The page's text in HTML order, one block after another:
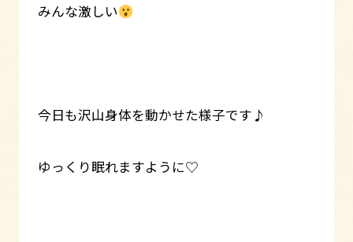
みんな激しい
今日も沢山身体を動かせた様子です♪
ゆっくり眠れますように♡